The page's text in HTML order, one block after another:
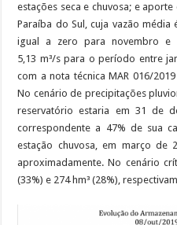
estações seca e chuvosa; e
Paraíba do Sul, cuja vazão
igual a zero para novembro e
5,13 m³/s para o período entre
com a nota técnica MAR 016/
No cenário de precipitações
reservatório estaria em 31 de
correspondente a 47% de sua
estação chuvosa, em março de
aproximadamente. No cenário
(33%) e 274 hm³ (28%),